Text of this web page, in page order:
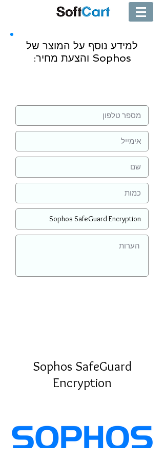
למידע נוסף על המוצר של
Sophos והצעת מחיר:
Sophos SafeGuard
Encryption